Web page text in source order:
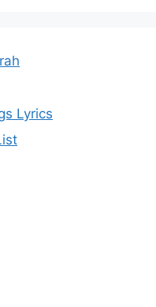
Lyrics